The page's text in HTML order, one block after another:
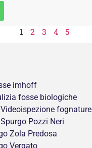
1 2 3 4 5
imhoff
fosse biologiche
fognature
Pozzi Neri
Zola Predosa
Vergato